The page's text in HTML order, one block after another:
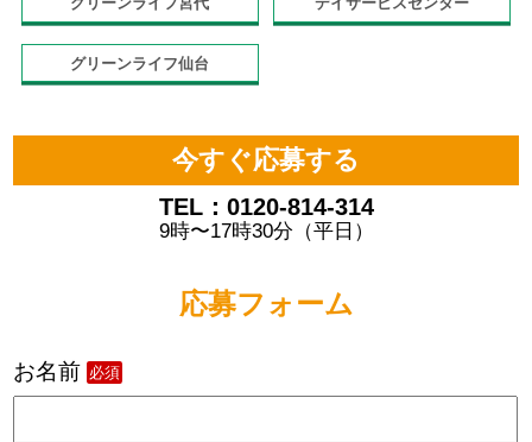
グリーンライフ仙台
今すぐ応募する
TEL：0120-814-314
9時〜17時30分（平日）
応募フォーム
お名前 必須